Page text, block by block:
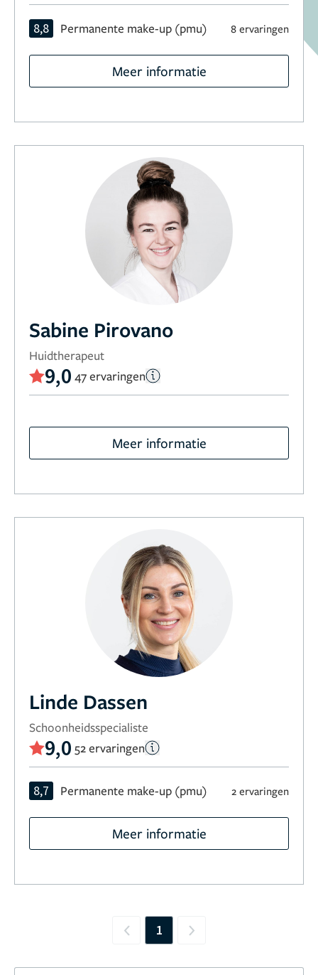
8,8 Permanente make-up (pmu) 8 ervaringen
Meer informatie
Sabine Pirovano
Huidtherapeut
9,0 47 ervaringen
Meer informatie
Linde Dassen
Schoonheidsspecialiste
9,0 52 ervaringen
8,7 Permanente make-up (pmu) 2 ervaringen
Meer informatie
Previous
1 Next